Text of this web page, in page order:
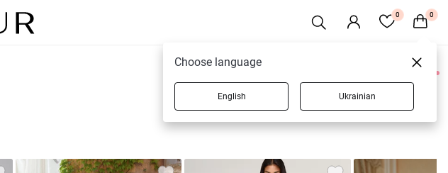
0 0
0 товарів
Choose language
English Ukrainian